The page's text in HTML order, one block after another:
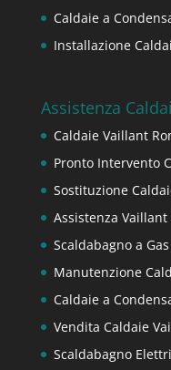
Caldaie a
Installazione
Assistenza
Caldaie Vaillant
Pronto Intervento
Sostituzione
Assistenza Vaillant
Scaldabagno a
Manutenzione
Caldaie a
Vendita Caldaie
Scaldabagno